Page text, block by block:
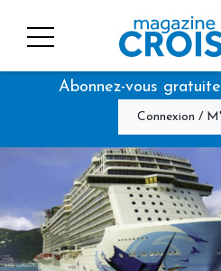
Abonnez-vous
Connexion /